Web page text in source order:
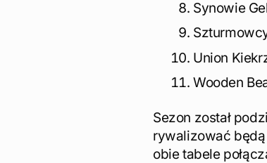
Synowie
Union
Wooden
Sezon został
rywalizować będą
obie tabele